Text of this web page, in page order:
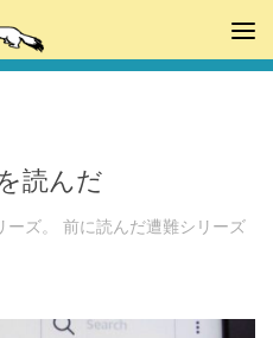
読んだ
ズ。 前に読んだ遭難シリーズ